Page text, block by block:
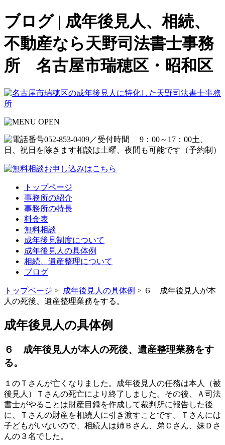
ブログ | 成年後見人、相続、
不動産なら天野司法書士事務
所 名古屋市瑞穂区・昭和区
トップページ
事務所の紹介
事務所の特長
料金表
無料相談
成年後見制度について
成年後見人の具体例
相続、遺産整理について
ブログ
トップページ > 成年後見人の具体例 > ６ 成年後見人が本
人の死後、遺産整理業務をする。
成年後見人の具体例
６ 成年後見人が本人の死後、遺産整理業務をす
る。
１のＴさんが亡くなりました。成年後見人の任務は本人（被
後見人）Ｔさんの死亡により終了しました。その後、Ａ司法
書士がやることは財産目録を作成して裁判所に報告した後
に、Ｔさんの財産を相続人に引き渡すことです。Ｔさんには
子どもがいないので、相続人は姉Ｂさん、弟Ｃさん、妹Ｄさ
んの３名でした。